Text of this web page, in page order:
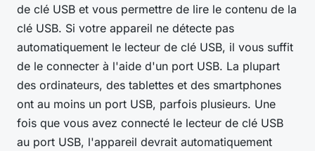
de clé USB et vous permettre de lire le contenu de la
clé USB. Si votre appareil ne détecte pas
automatiquement le lecteur de clé USB, il vous suffit
de le connecter à l'aide d'un port USB. La plupart
des ordinateurs, des tablettes et des smartphones
ont au moins un port USB, parfois plusieurs. Une
fois que vous avez connecté le lecteur de clé USB
au port USB, l'appareil devrait automatiquement